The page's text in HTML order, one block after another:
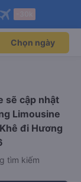
Mở app
Mở app
Chọn ngày
sẽ cập nhật
Limousine
đi Hương
tìm kiếm